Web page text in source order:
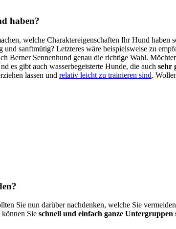
haben?
welche Charaktereigenschaften Ihr Hund haben
und sanftmütig? Letzteres wäre beispielsweise zu
Berner Sennenhund genau die richtige Wahl.
es gibt auch wasserbegeisterte Hunde, die auch sehr
lassen und relativ leicht zu trainieren sind.
Sie nun darüber nachdenken, welche Sie
können Sie schnell und einfach ganze Untergruppen